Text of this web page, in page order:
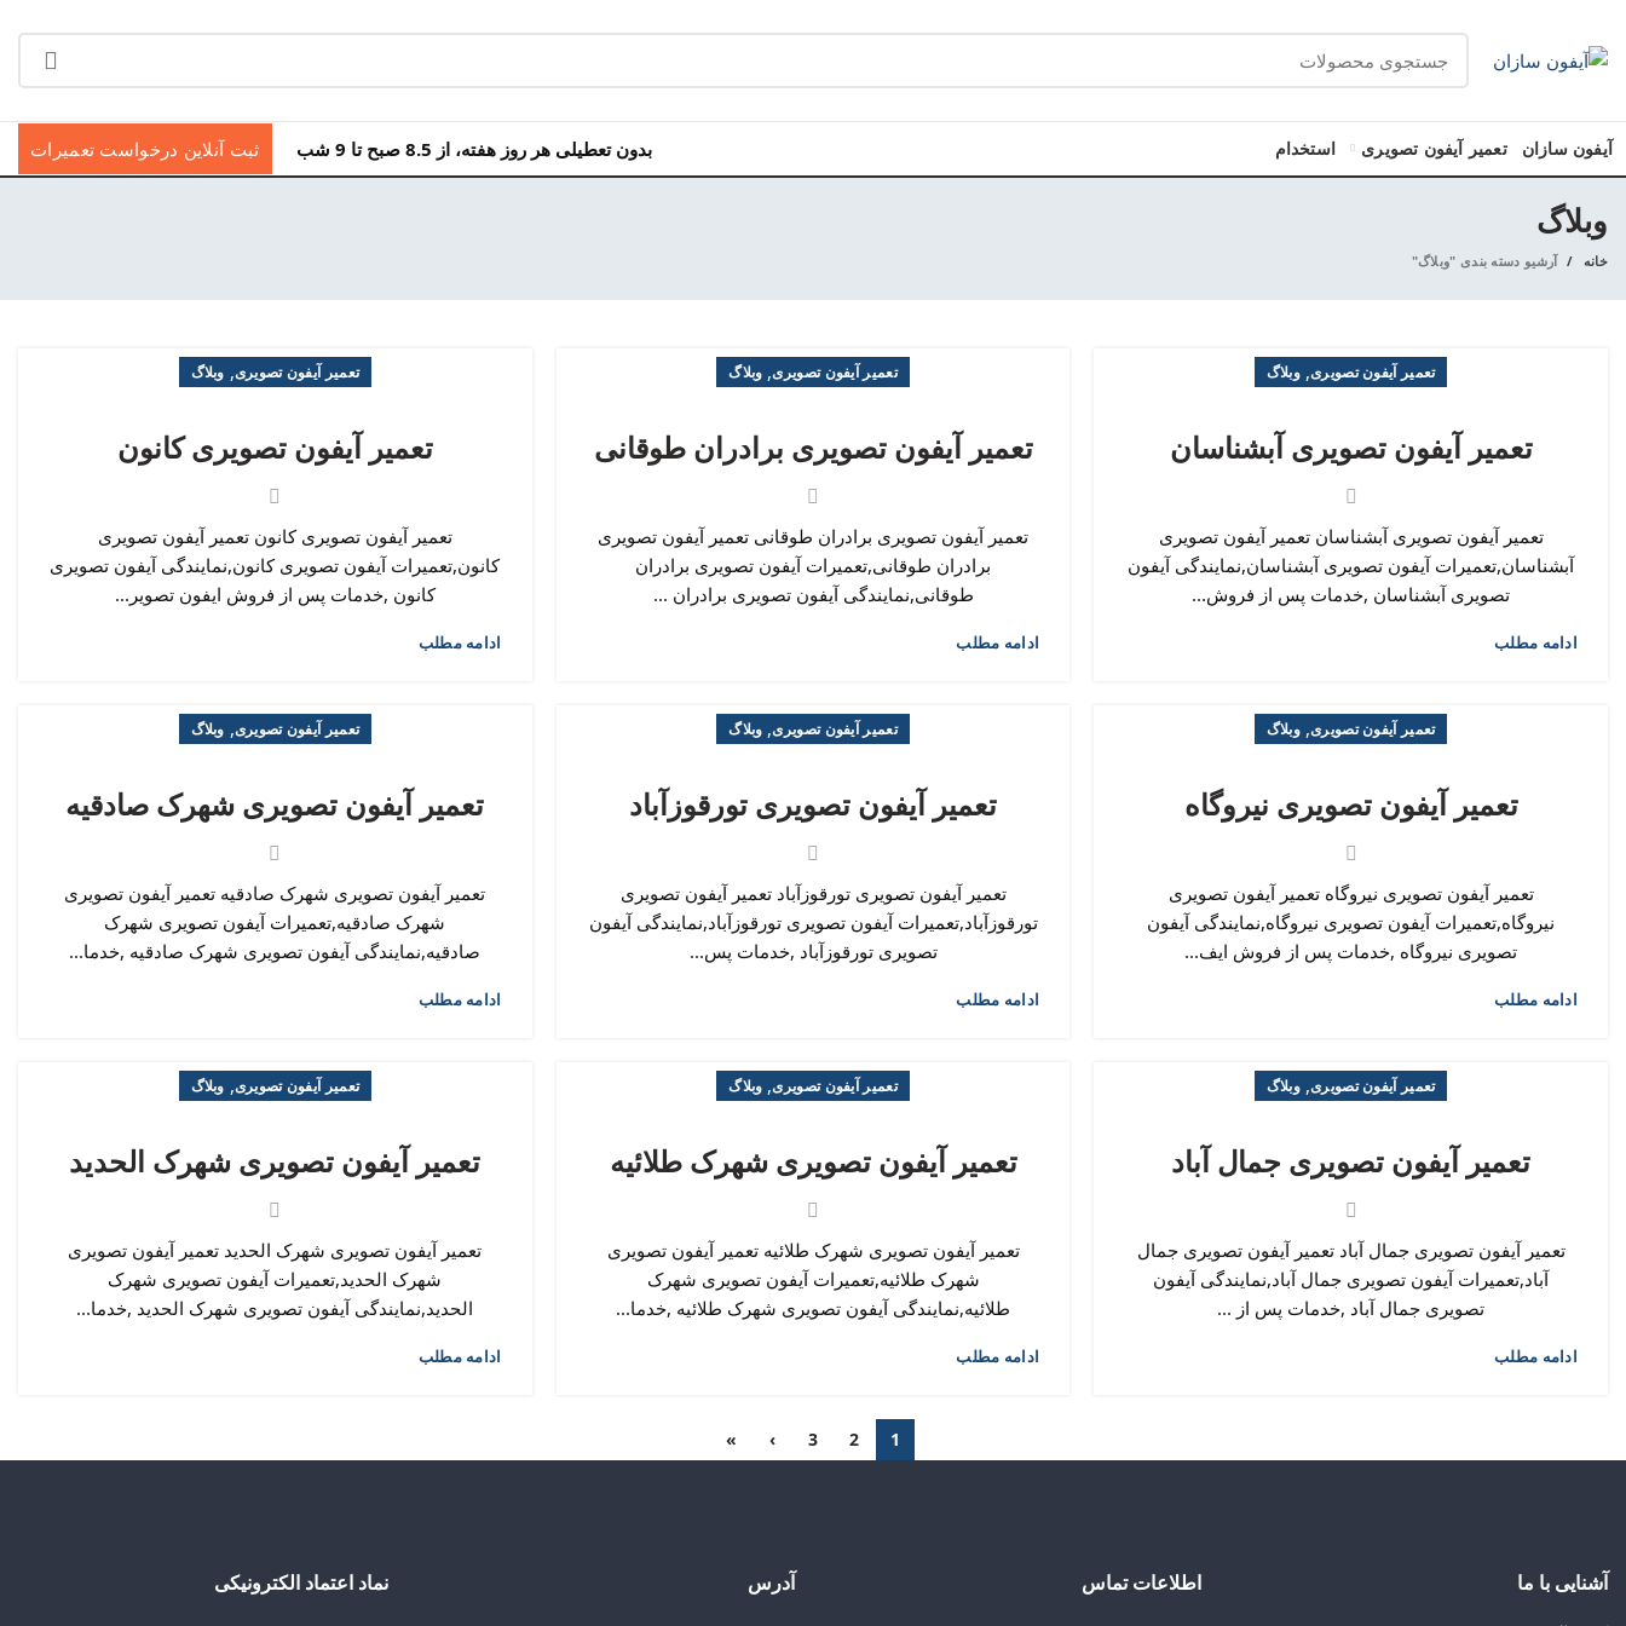
آیفون سازان تعمیر آیفون تصویری استخدام بدون تعطیلی هر روز هفته، از 8.5 صبح تا 9 شب ثبت آنلاین درخواست تعمیرات
وبلاگ
خانه آرشیو دسته بندی "وبلاگ"
تعمیر آیفون تصویری, وبلاگ
تعمیر آیفون تصویری آبشناسان
تعمیر آیفون تصویری آبشناسان تعمیر آیفون تصویری
آبشناسان,تعمیرات آیفون تصویری آبشناسان,نمایندگی آیفون
تصویری آبشناسان ,خدمات پس از فروش...
ادامه مطلب
تعمیر آیفون تصویری, وبلاگ
تعمیر آیفون تصویری برادران طوقانی
تعمیر آیفون تصویری برادران طوقانی تعمیر آیفون تصویری
برادران طوقانی,تعمیرات آیفون تصویری برادران
طوقانی,نمایندگی آیفون تصویری برادران ...
ادامه مطلب
تعمیر آیفون تصویری, وبلاگ
تعمیر آیفون تصویری کانون
تعمیر آیفون تصویری کانون تعمیر آیفون تصویری
کانون,تعمیرات آیفون تصویری کانون,نمایندگی آیفون تصویری
کانون ,خدمات پس از فروش ایفون تصویر...
ادامه مطلب
تعمیر آیفون تصویری, وبلاگ
تعمیر آیفون تصویری نیروگاه
تعمیر آیفون تصویری نیروگاه تعمیر آیفون تصویری
نیروگاه,تعمیرات آیفون تصویری نیروگاه,نمایندگی آیفون
تصویری نیروگاه ,خدمات پس از فروش ایف...
ادامه مطلب
تعمیر آیفون تصویری, وبلاگ
تعمیر آیفون تصویری تورقوزآباد
تعمیر آیفون تصویری تورقوزآباد تعمیر آیفون تصویری
تورقوزآباد,تعمیرات آیفون تصویری تورقوزآباد,نمایندگی آیفون
تصویری تورقوزآباد ,خدمات پس...
ادامه مطلب
تعمیر آیفون تصویری, وبلاگ
تعمیر آیفون تصویری شهرک صادقیه
تعمیر آیفون تصویری شهرک صادقیه تعمیر آیفون تصویری
شهرک صادقیه,تعمیرات آیفون تصویری شهرک
صادقیه,نمایندگی آیفون تصویری شهرک صادقیه ,خدما...
ادامه مطلب
تعمیر آیفون تصویری, وبلاگ
تعمیر آیفون تصویری جمال آباد
تعمیر آیفون تصویری جمال آباد تعمیر آیفون تصویری جمال
آباد,تعمیرات آیفون تصویری جمال آباد,نمایندگی آیفون
تصویری جمال آباد ,خدمات پس از ...
ادامه مطلب
تعمیر آیفون تصویری, وبلاگ
تعمیر آیفون تصویری شهرک طلائیه
تعمیر آیفون تصویری شهرک طلائیه تعمیر آیفون تصویری
شهرک طلائیه,تعمیرات آیفون تصویری شهرک
طلائیه,نمایندگی آیفون تصویری شهرک طلائیه ,خدما...
ادامه مطلب
تعمیر آیفون تصویری, وبلاگ
تعمیر آیفون تصویری شهرک الحدید
تعمیر آیفون تصویری شهرک الحدید تعمیر آیفون تصویری
شهرک الحدید,تعمیرات آیفون تصویری شهرک
الحدید,نمایندگی آیفون تصویری شهرک الحدید ,خدما...
ادامه مطلب
1
2
3
›
»
آشنایی با ما اطلاعات تماس آدرس نماد اعتماد الکترونیکی